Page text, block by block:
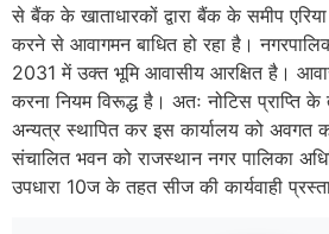
से बैंक के खाताधारकों द्वारा बैंक के समीप
करने से आवागमन बाधित हो रहा है।
2031 में उक्त भूमि आवासीय आरक्षित है।
करना नियम विरूद्ध है। अतः नोटिस प्राप्ति
अन्यत्र स्थापित कर इस कार्यालय को
संचालित भवन को राजस्थान नगर पालिका
उपधारा 10ज के तहत सीज की कार्यवाही